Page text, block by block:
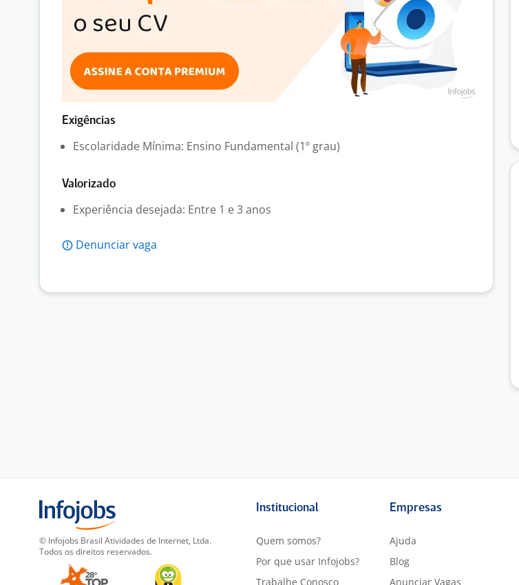
Exigências
Escolaridade Mínima: Ensino Fundamental (1º grau)
Valorizado
Experiência desejada: Entre 1 e 3 anos
Denunciar vaga
© Infojobs Brasil Atividades de Internet, Ltda.
Todos os direitos reservados.
Institucional
Quem somos?
Por que usar Infojobs?
Trabalhe Conosco
Empresas
Ajuda
Blog
Anunciar Vagas